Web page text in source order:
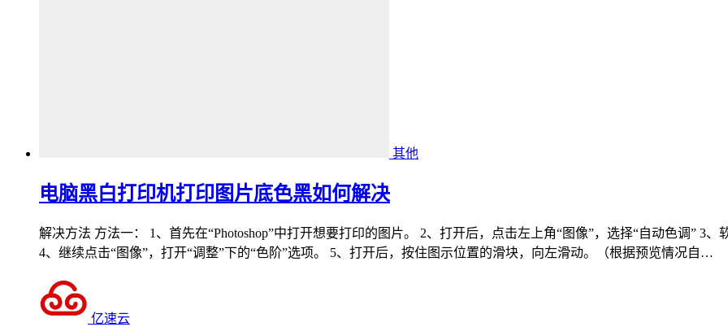
其他
电脑黑白打印机打印图片底色黑如何解决
解决方法 方法一： 1、首先在“Photoshop”中打开想要打印的图片。 2、打开后，点击左上角“图像”，选择“自动色调” 3
4、继续点击“图像”，打开“调整”下的“色阶”选项。 5、打开后，按住图示位置的滑块，向左滑动。（根据预览情况自…
亿速云